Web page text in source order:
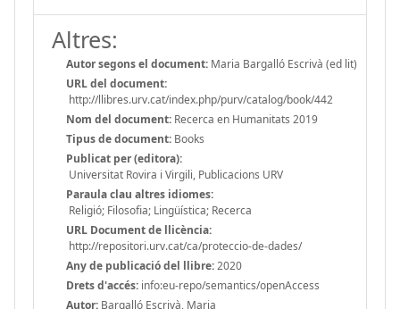
Altres:
Autor segons el document: Maria Bargalló Escrivà (ed lit)
URL del document:
http://llibres.urv.cat/index.php/purv/catalog/book/442
Nom del document: Recerca en Humanitats 2019
Tipus de document: Books
Publicat per (editora):
Universitat Rovira i Virgili, Publicacions URV
Paraula clau altres idiomes:
Religió; Filosofia; Lingüística; Recerca
URL Document de llicència:
http://repositori.urv.cat/ca/proteccio-de-dades/
Any de publicació del llibre:2020
Drets d'accés: info:eu-repo/semantics/openAccess
Autor: Bargalló Escrivà, Maria